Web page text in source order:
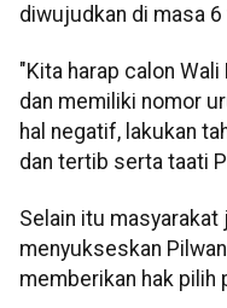
diwujudkan di masa
"Kita harap calon
dan memiliki nomor
hal negatif, lakukan
dan tertib serta taati
Selain itu
menyukseskan
memberikan hak pilih